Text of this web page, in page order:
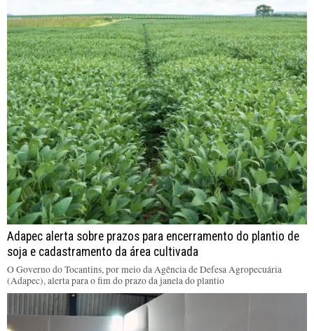
Adapec alerta sobre prazos para encerramento do plantio de
soja e cadastramento da área cultivada
O Governo do Tocantins, por meio da Agência de Defesa Agropecuária
(Adapec), alerta para o fim do prazo da janela do plantio